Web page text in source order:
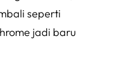
seperti
jadi baru